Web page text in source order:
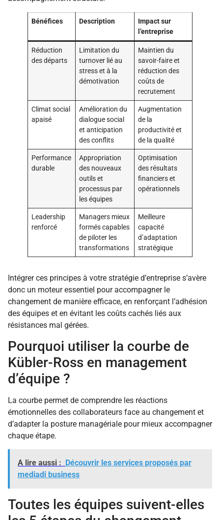
Bénéfices Description
Impact sur
l’entreprise
Réduction
des départs
Limitation du
turnover lié au
stress et à la
démotivation
Maintien du
savoir-faire et
réduction des
coûts de
recrutement
Climat social
apaisé
Amélioration du
dialogue social
et anticipation
des conflits
Augmentation
de la
productivité et
de la qualité
Performance
durable
Appropriation
des nouveaux
outils et
processus par
les équipes
Optimisation
des résultats
financiers et
opérationnels
Leadership
renforcé
Managers mieux
formés capables
de piloter les
transformations
Meilleure
capacité
d’adaptation
stratégique
Intégrer ces principes à votre stratégie d’entreprise s’avère
donc un moteur essentiel pour accompagner le
changement de manière efficace, en renforçant l’adhésion
des équipes et en évitant les coûts cachés liés aux
résistances mal gérées.
Pourquoi utiliser la courbe de
Kübler-Ross en management
d’équipe ?
La courbe permet de comprendre les réactions
émotionnelles des collaborateurs face au changement et
d’adapter la posture managériale pour mieux accompagner
chaque étape.
A lire aussi : Découvrir les services proposés par
mediadi business
Toutes les équipes suivent-elles